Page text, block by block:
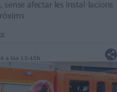
afectar les instal·lacions
a las 13:45h